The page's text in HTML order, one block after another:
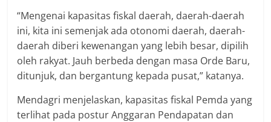
“Mengenai kapasitas fiskal daerah, daerah-daerah
ini, kita ini semenjak ada otonomi daerah, daerah-
daerah diberi kewenangan yang lebih besar, dipilih
oleh rakyat. Jauh berbeda dengan masa Orde Baru,
ditunjuk, dan bergantung kepada pusat,” katanya.
Mendagri menjelaskan, kapasitas fiskal Pemda yang
terlihat pada postur Anggaran Pendapatan dan